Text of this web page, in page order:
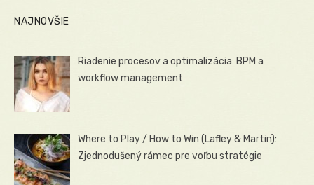
NAJNOVŠIE
Riadenie procesov a optimalizácia: BPM a
workflow management
Where to Play / How to Win (Lafley & Martin):
Zjednodušený rámec pre voľbu stratégie